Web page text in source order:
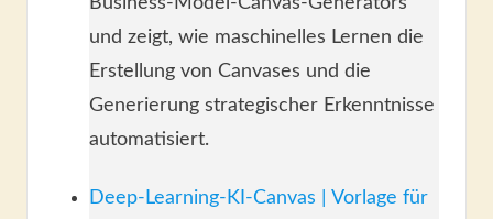
und zeigt, wie maschinelles Lernen die
Erstellung von Canvases und die
Generierung strategischer Erkenntnisse
automatisiert.
Deep-Learning-KI-Canvas | Vorlage für